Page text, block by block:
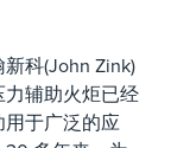
科(John Zink)
力辅助火炬已经
用于广泛的应